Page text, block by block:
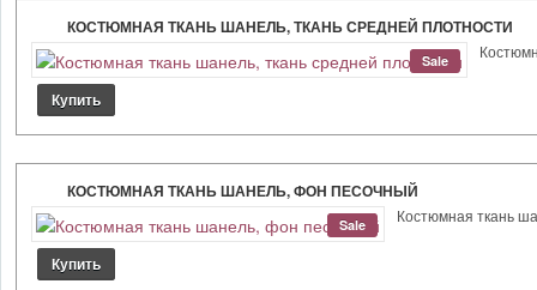
КОСТЮМНАЯ ТКАНЬ ШАНЕЛЬ, ТКАНЬ СРЕДНЕЙ ПЛОТНОСТИ
Sale
КОСТЮМНАЯ ТКАНЬ ШАНЕЛЬ, ФОН ПЕСОЧНЫЙ
Sale Костюмная ткань